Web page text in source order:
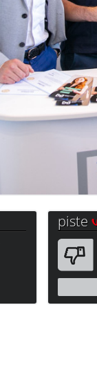
piste